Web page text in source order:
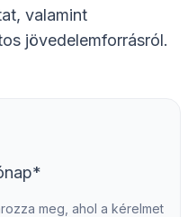
valamint
jövedelemforrásról.
meg, ahol a kérelmet